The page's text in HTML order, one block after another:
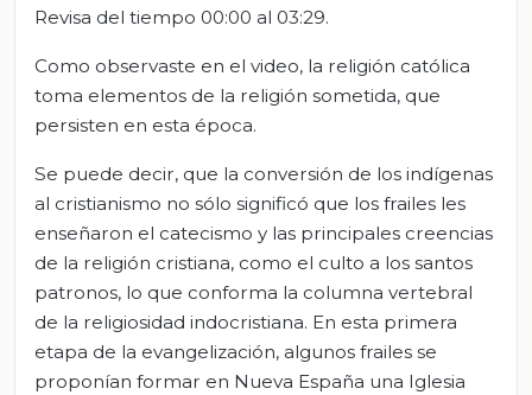
Revisa del tiempo 00:00 al 03:29.
Como observaste en el video, la religión católica
toma elementos de la religión sometida, que
persisten en esta época.
Se puede decir, que la conversión de los indígenas
al cristianismo no sólo significó que los frailes les
enseñaron el catecismo y las principales creencias
de la religión cristiana, como el culto a los santos
patronos, lo que conforma la columna vertebral
de la religiosidad indocristiana. En esta primera
etapa de la evangelización, algunos frailes se
proponían formar en Nueva España una Iglesia